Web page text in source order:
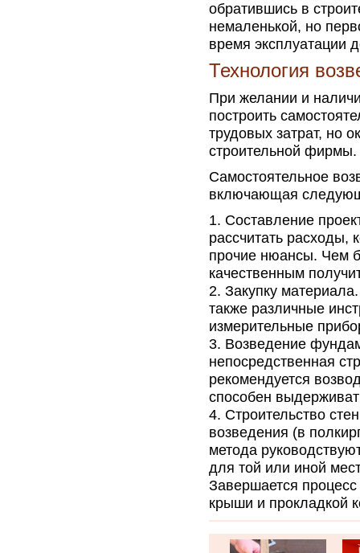
обратившись в
немаленькой, но
время эксплуатации
Технология
При желании и
построить
трудовых затрат, но
строительной фирмы.
Самостоятельное
включающая
Составление
рассчитать расходы,
прочие нюансы. Чем
качественным
Закупку
также различные
измерительные
Возведение
непосредственная
рекомендуется
способен
Строительство
возведения (в
метода
для той или иной
Завершается
крыши и прокладкой